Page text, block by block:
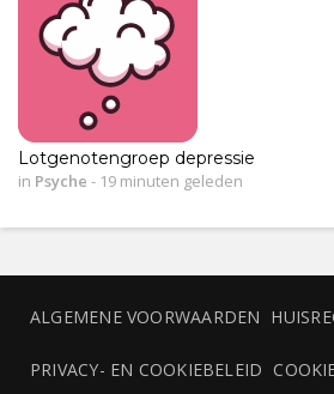
Lotgenotengroep depressie
in Psyche - 19 minuten geleden
ALGEMENE VOORWAARDEN
PRIVACY- EN COOKIEBELEID